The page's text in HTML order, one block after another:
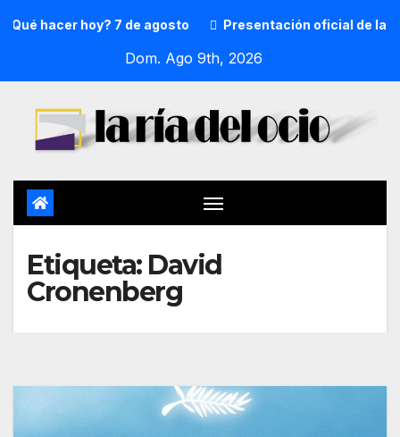
hacer hoy? 7 de agosto Presentación oficial de la
Dom. Ago 9th, 2026
Etiqueta: David
Cronenberg